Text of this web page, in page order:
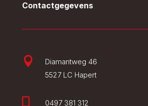
Contactgegevens

Diamantweg 46
5527 LC Hapert
 0497 381 312